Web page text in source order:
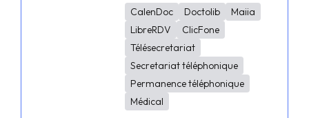
CalenDoc Doctolib
Maiia
LibreRDV
ClicFone
Télésecretariat
Secretariat téléphonique
Permanence téléphonique
Médical